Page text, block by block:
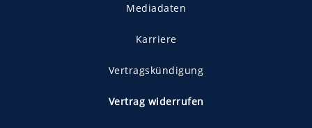
Mediadaten
Karriere
Vertragskündigung
Vertrag widerrufen